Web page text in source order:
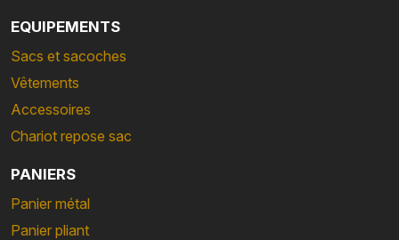
EQUIPEMENTS
Sacs et sacoches
Vêtements
Accessoires
Chariot repose sac
PANIERS
Panier métal
Panier pliant